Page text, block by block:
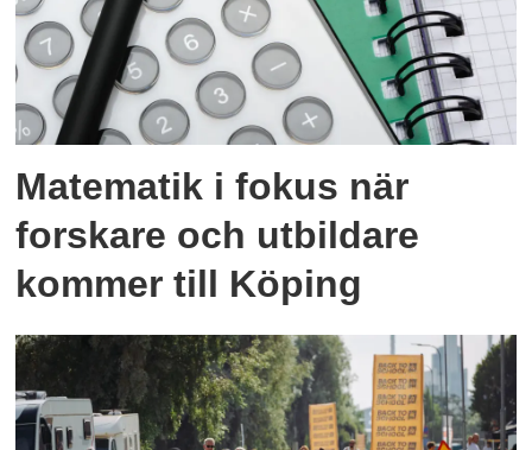
Matematik i fokus när
forskare och utbildare
kommer till Köping